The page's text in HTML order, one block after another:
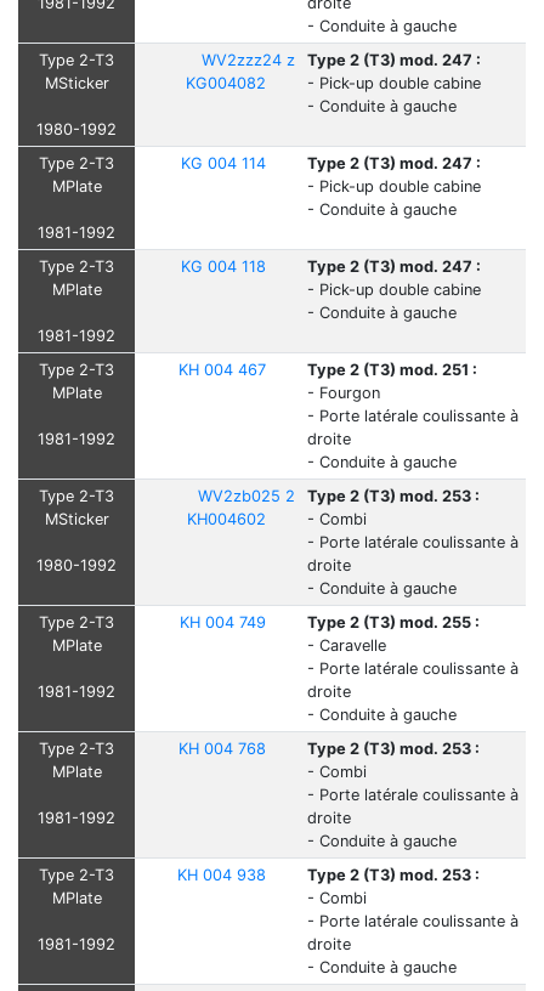
- Conduite à gauche
Type 2-T3
MSticker
1980-1992
WV2zzz24 z
KG004082
Type 2 (T3) mod. 247 :
- Pick-up double cabine
- Conduite à gauche
Type 2-T3
MPlate
1981-1992
KG 004 114
Type 2 (T3) mod. 247 :
- Pick-up double cabine
- Conduite à gauche
Type 2-T3
MPlate
1981-1992
KG 004 118
Type 2 (T3) mod. 247 :
- Pick-up double cabine
- Conduite à gauche
Type 2-T3
MPlate
1981-1992
KH 004 467
Type 2 (T3) mod. 251 :
- Fourgon
- Porte latérale coulissante à
droite
- Conduite à gauche
Type 2-T3
MSticker
1980-1992
WV2zb025 2
KH004602
Type 2 (T3) mod. 253 :
- Combi
- Porte latérale coulissante à
droite
- Conduite à gauche
Type 2-T3
MPlate
1981-1992
KH 004 749
Type 2 (T3) mod. 255 :
- Caravelle
- Porte latérale coulissante à
droite
- Conduite à gauche
Type 2-T3
MPlate
1981-1992
KH 004 768
Type 2 (T3) mod. 253 :
- Combi
- Porte latérale coulissante à
droite
- Conduite à gauche
Type 2-T3
MPlate
1981-1992
KH 004 938
Type 2 (T3) mod. 253 :
- Combi
- Porte latérale coulissante à
droite
- Conduite à gauche